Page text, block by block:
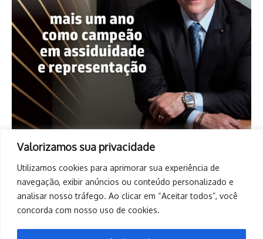
Valorizamos sua privacidade
Utilizamos cookies para aprimorar sua experiência de
navegação, exibir anúncios ou conteúdo personalizado e
analisar nosso tráfego. Ao clicar em “Aceitar todos”, você
concorda com nosso uso de cookies.